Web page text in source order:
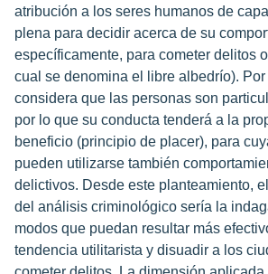
atribución a los seres humanos de
plena para decidir acerca de su
específicamente, para cometer delitos
cual se denomina el libre albedrío).
considera que las personas son
por lo que su conducta tenderá a la
beneficio (principio de placer), para
pueden utilizarse también
delictivos. Desde este planteamiento,
del análisis criminológico sería la
modos que puedan resultar más
tendencia utilitarista y disuadir a los